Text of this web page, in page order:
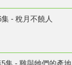
- 稅月不饒人
5集 - 雞與牠們的產地